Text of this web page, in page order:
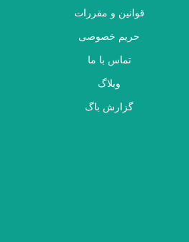
قوانین و مقررات
حریم خصوصی
تماس با ما
وبلاگ
گزارش باگ